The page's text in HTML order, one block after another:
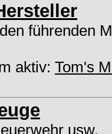
führenden
aktiv: Tom's
usw.